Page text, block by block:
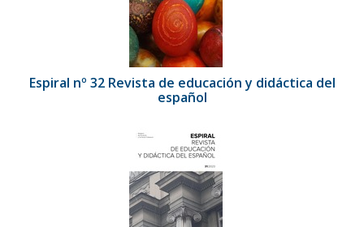
Espiral nº 32 Revista de educación y didáctica del
español